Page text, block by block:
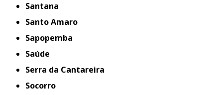
Santana
Santo Amaro
Sapopemba
Saúde
Serra da Cantareira
Socorro